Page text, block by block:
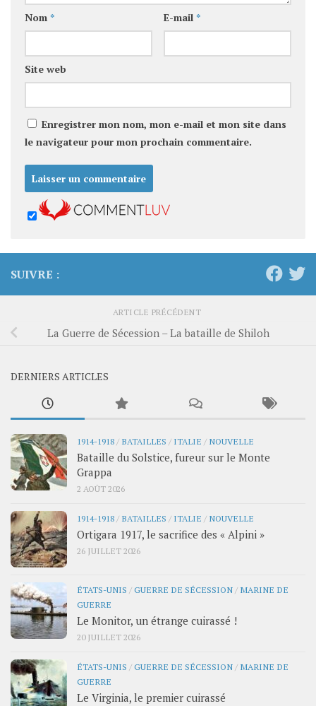
Nom * E-mail *
Site web
Enregistrer mon nom, mon e-mail et mon site dans
le navigateur pour mon prochain commentaire.
SUIVRE :
ARTICLE PRÉCÉDENT
La Guerre de Sécession – La bataille de Shiloh
DERNIERS ARTICLES
1914-1918 / BATAILLES / ITALIE / NOUVELLE
Bataille du Solstice, fureur sur le Monte
Grappa
2 AOÛT 2026
1914-1918 / BATAILLES / ITALIE / NOUVELLE
Ortigara 1917, le sacrifice des « Alpini »
26 JUILLET 2026
ÉTATS-UNIS /GUERRE DE SÉCESSION / MARINE DE
GUERRE
Le Monitor, un étrange cuirassé !
20 JUILLET 2026
ÉTATS-UNIS /GUERRE DE SÉCESSION / MARINE DE
GUERRE
Le Virginia, le premier cuirassé